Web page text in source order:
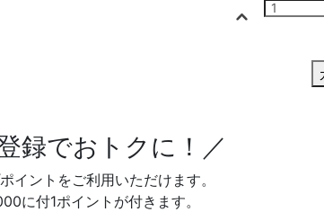
録でおトクに！／
イントをご利用いただけます。
に付1ポイントが付きます。